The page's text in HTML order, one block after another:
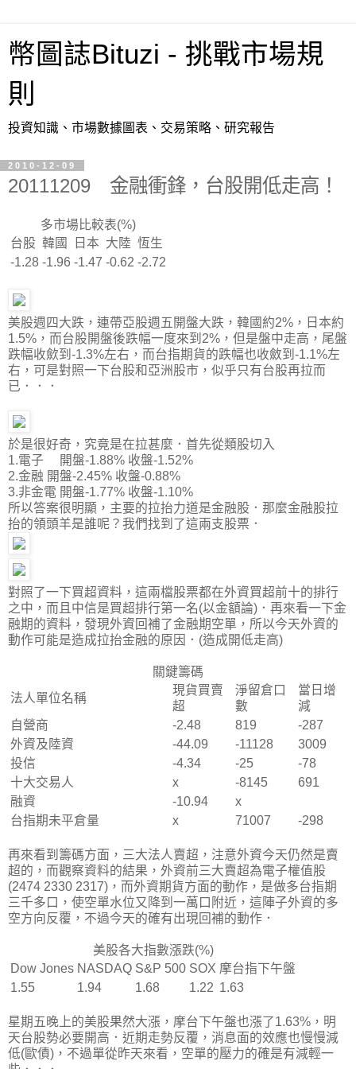
幣圖誌Bituzi - 挑戰市場規
則
投資知識、市場數據圖表、交易策略、研究報告
2010-12-09
20111209 金融衝鋒，台股開低走高！
多市場比較表(%)
台股 韓國 日本 大陸 恆生
-1.28 -1.96 -1.47 -0.62 -2.72
美股週四大跌，連帶亞股週五開盤大跌，韓國約2%，日本約
1.5%，而台股開盤後跌幅一度來到2%，但是盤中走高，尾盤
跌幅收歛到-1.3%左右，而台指期貨的跌幅也收斂到-1.1%左
右，可是對照一下台股和亞洲股市，似乎只有台股再拉而
已．．．
於是很好奇，究竟是在拉甚麼．首先從類股切入
1.電子 開盤-1.88% 收盤-1.52%
2.金融 開盤-2.45% 收盤-0.88%
3.非金電 開盤-1.77% 收盤-1.10%
所以答案很明顯，主要的拉抬力道是金融股．那麼金融股拉
抬的領頭羊是誰呢？我們找到了這兩支股票．
對照了一下買超資料，這兩檔股票都在外資買超前十的排行
之中，而且中信是買超排行第一名(以金額論)．再來看一下金
融期的資料，發現外資回補了金融期空單，所以今天外資的
動作可能是造成拉抬金融的原因．(造成開低走高)
關鍵籌碼
法人單位名稱
現貨買賣
超
淨留倉口
數
當日增
減
自營商
-2.48 819
-287
外資及陸資
-44.09 -11128
3009
投信
-4.34 -25
-78
十大交易人
x -8145
691
融資
-10.94
x
台指期未平倉量
x 71007 -298
再來看到籌碼方面，三大法人賣超，注意外資今天仍然是賣
超的，而觀察資料的結果，外資前三大賣超為電子權值股
(2474 2330 2317)，而外資期貨方面的動作，是做多台指期
三千多口，使空單水位又降到一萬口附近，這陣子外資的多
空方向反覆，不過今天的確有出現回補的動作．
美股各大指數漲跌(%)
Dow Jones NASDAQ S&P 500 SOX 摩台指下午盤
1.55
1.94 1.68 1.22 1.63
星期五晚上的美股果然大漲，摩台下午盤也漲了1.63%，明
天台股勢必要開高．近期走勢反覆，消息面的效應也慢慢減
低(歐債)，不過單從昨天來看，空單的壓力的確是有減輕一